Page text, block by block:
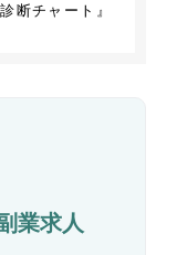
断チャート』
業求人